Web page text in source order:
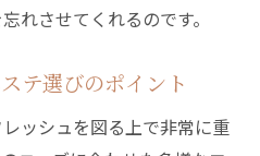
エステの調和
身のリフレッシュ効果
れたい浅草橋のスポット
れさせてくれるのです。
テ選びのポイント
ッシュを図る上で非常に重